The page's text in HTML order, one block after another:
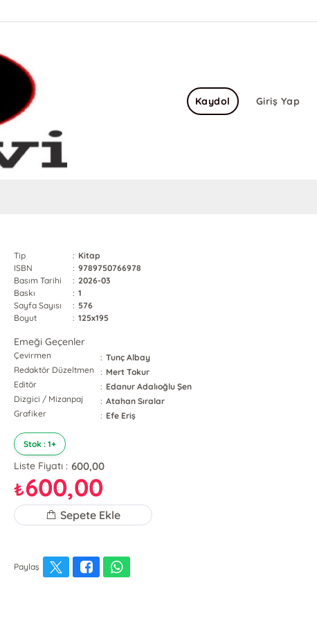
Giriş Yap
Kaydol
Tip : Kitap
ISBN
: 9789750766978
Basım Tarihi
: 2026-03
Baskı
: 1
Sayfa Sayısı
: 576
Boyut
: 125x195
Emeği Geçenler
Çevirmen : Tunç Albay
Redaktör Düzeltmen
: Mert Tokur
Editör
: Edanur Adalıoğlu Şen
Dizgici / Mizanpaj
: Atahan Sıralar
Grafiker
: Efe Eriş
Stok : 1+
Liste Fiyatı : 600,00
₺600,00
Sepete Ekle
Paylaş